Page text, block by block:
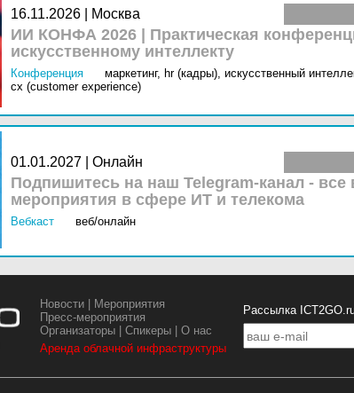
16.11.2026 | Москва
ИИ КОНФА 2026 | Практическая
искусственному интеллекту
Конференция маркетинг, hr (кадры), искусственный
cx (customer experience)
01.01.2027 | Онлайн
Подпишитесь на наш Telegram-канал -
мероприятия в сфере ИТ и телекома
Вебкаст
веб/онлайн
Новости
Мероприятия
Пресс-мероприятия
Организаторы |Спикеры |О нас
Аренда облачной инфраструктуры
Рассылка